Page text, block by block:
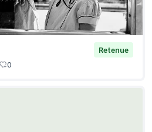
Retenue
0